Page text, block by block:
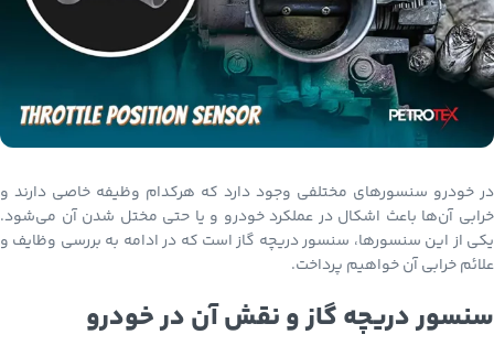
در خودرو سنسورهای مختلفی وجود دارد که هرکدام وظیفه خاصی دارند و
خرابی آن‌ها باعث اشکال در عملکرد خودرو و یا حتی مختل شدن آن می‌شود.
یکی از این سنسورها، سنسور دریچه گاز است که در ادامه به بررسی وظایف و
علائم خرابی آن خواهیم پرداخت.
سنسور دریچه گاز و نقش آن در خودرو